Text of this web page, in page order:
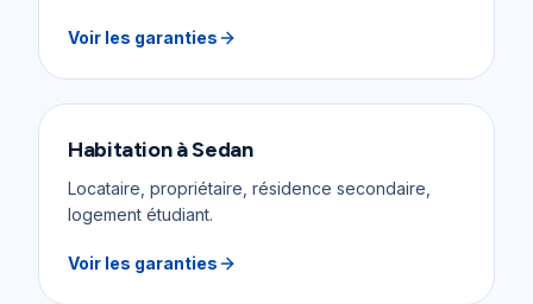
Voir les garanties
HabitationàSedan
Locataire, propriétaire, résidence secondaire,
logement étudiant.
Voir les garanties